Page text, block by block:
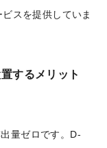
スを提供していま
するメリット
量ゼロです。D-